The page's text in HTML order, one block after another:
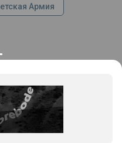
Армия
ПРОДУКЦИЯ
Каталог